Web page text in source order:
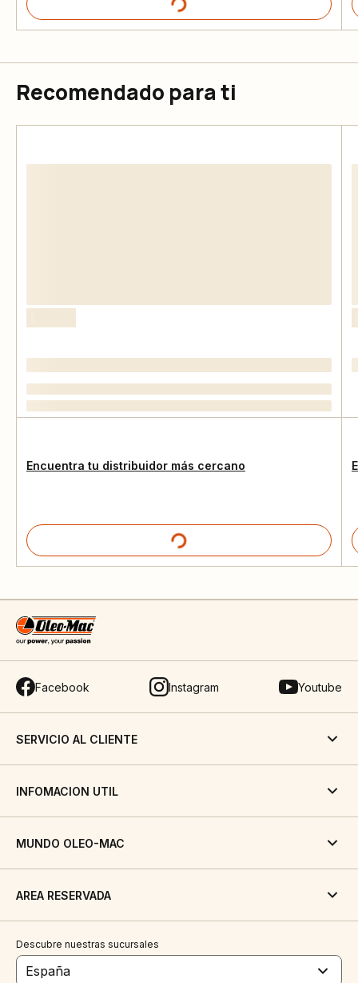
Recomendado para ti
Encuentra tu distribuidor más cercano
Facebook Instagram Youtube
SERVICIO AL CLIENTE
INFOMACION UTIL
MUNDO OLEO-MAC
AREA RESERVADA
Descubre nuestras sucursales
España